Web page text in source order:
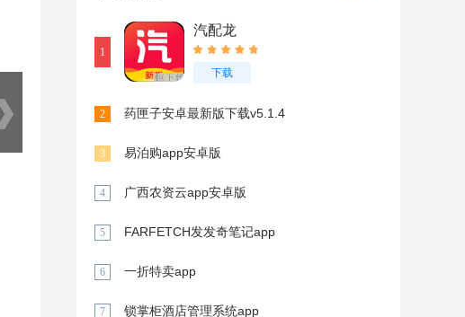
1
汽配龙
下载
2 药匣子安卓最新版下载v5.1.4
3 易泊购app安卓版
4 广西农资云app安卓版
5 FARFETCH发发奇笔记app
6 一折特卖app
7 锁掌柜酒店管理系统app